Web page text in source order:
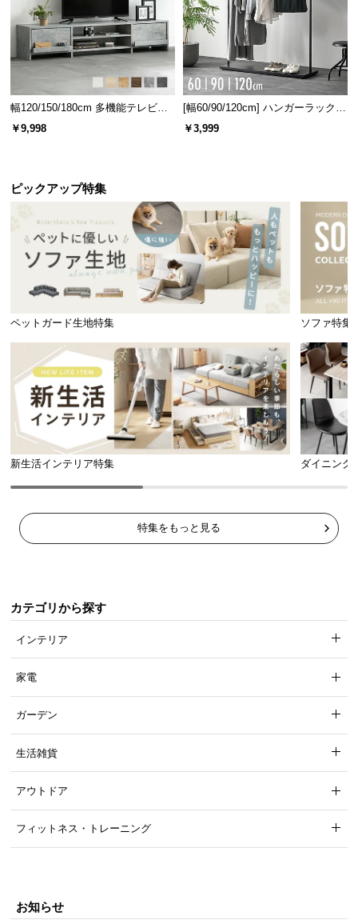
幅120/150/180cm 多機能テレビボ
ード 木目/石目調 オープン収納・
￥9,998
[幅60/90/120cm] ハンガーラック
スチール 4段階高さ調節 サイドフ
￥3,999
ピックアップ特集
ペットガード生地特集 ソファ特集
新生活インテリア特集 ダイニング
特集をもっと見る
カテゴリから探す
インテリア
家電
ガーデン
生活雑貨
アウトドア
フィットネス・トレーニング
お知らせ